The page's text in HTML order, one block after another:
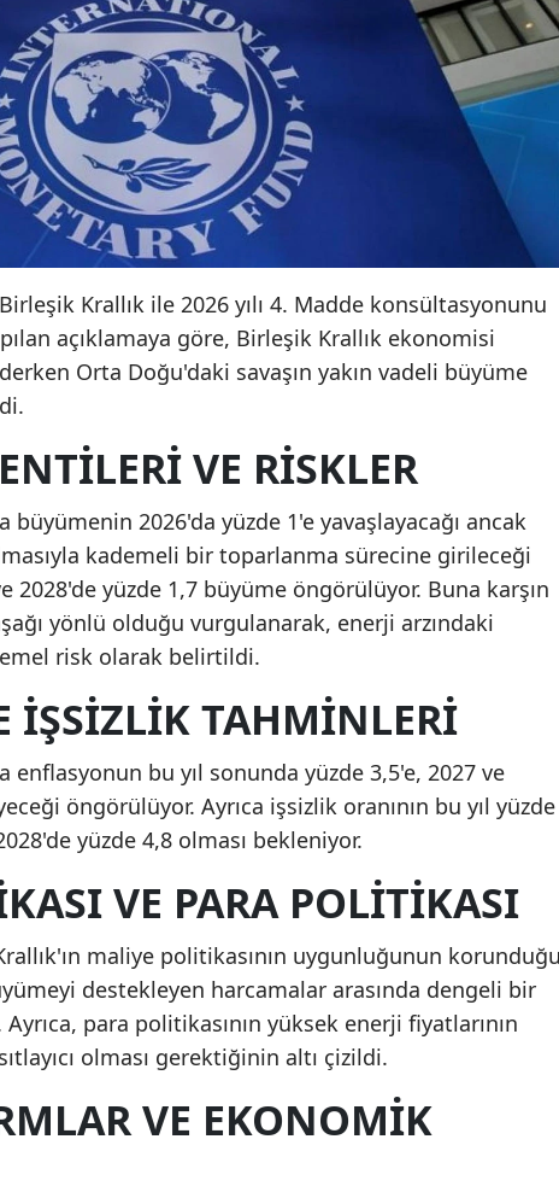
Krallık ile 2026 yılı 4. Madde konsültasyonunu
açıklamaya göre, Birleşik Krallık ekonomisi
Orta Doğu'daki savaşın yakın vadeli büyüme
VE RISKLER
büyümenin 2026'da yüzde 1'e yavaşlayacağı ancak
kademeli bir toparlanma sürecine girileceği
2028'de yüzde 1,7 büyüme öngörülüyor. Buna karşın
yönlü olduğu vurgulanarak, enerji arzındaki
risk olarak belirtildi.
İŞSIZLIK TAHMINLERI
enflasyonun bu yıl sonunda yüzde 3,5'e, 2027 ve
öngörülüyor. Ayrıca işsizlik oranının bu yıl yüzde
yüzde 4,8 olması bekleniyor.
VE PARA POLITIKASI
maliye politikasının uygunluğunun
destekleyen harcamalar arasında dengeli bir
para politikasının yüksek enerji fiyatlarının
olması gerektiğinin altı çizildi.
VE EKONOMIK